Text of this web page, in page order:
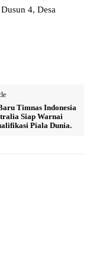
4, Desa
Timnas Indonesia
Siap Warnai
Piala Dunia.